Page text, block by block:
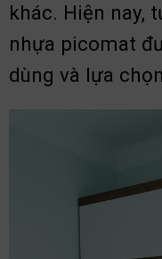
khác. Hiện nay,
nhựa picomat
dùng và lựa